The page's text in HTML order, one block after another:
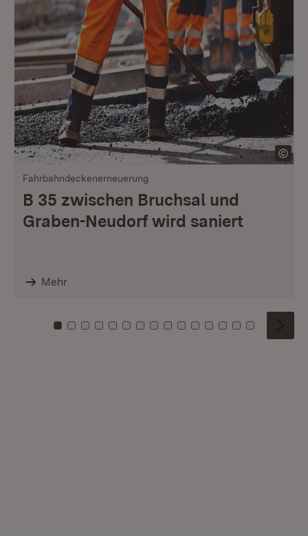
Fahrbahndeckenerneuerung
B 35 zwischen Bruchsal und
Graben-Neudorf wird saniert
Mehr
Zu Kachel: 0
Zu Kachel: 1
Zu Kachel: 2
Zu Kachel: 3
Zu Kachel: 4
Zu Kachel: 5
Zu Kachel: 6
Zu Kachel: 7
Zu Kachel: 8
Zu Kachel: 9
Zu Kachel: 10
Zu Kachel: 11
Zu Kachel: 12
Zu Kachel:
Zu